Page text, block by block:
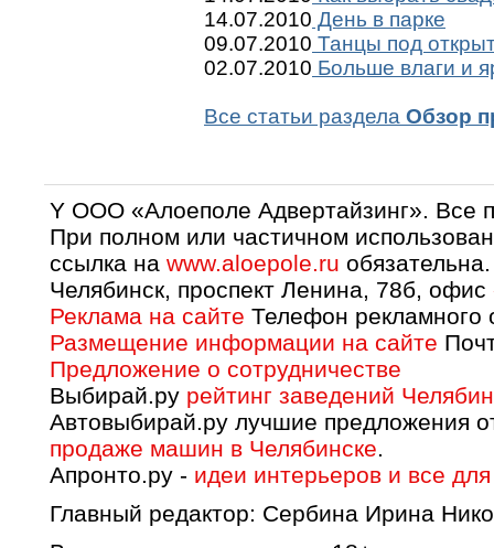
14.07.2010 День в парке
09.07.2010 Танцы под
02.07.2010 Больше влаги и
Все статьи раздела Обзор
Y OOO «Алоеполе Адвертайзинг».
При полном или частичном
ссылка на www.aloepole.ru обязательна.
Челябинск, проспект Ленина, 78б, офис
Реклама на сайте Телефон рекламного
Размещение информации на сайте
Предложение о сотрудничестве
Выбирай.ру рейтинг заведений
Автовыбирай.ру лучшие предложения
продаже машин в Челябинске.
Апронто.ру - идеи интерьеров и все
Главный редактор: Сербина Ирина